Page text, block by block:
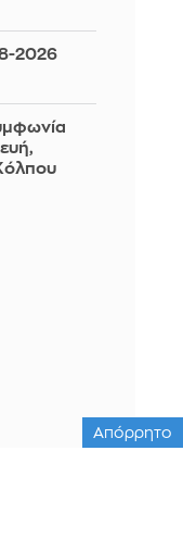
2026
Απόρρητο